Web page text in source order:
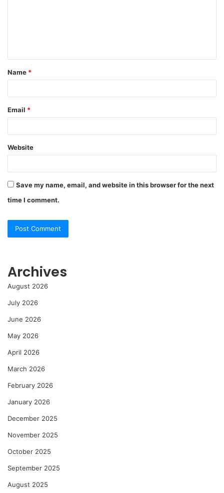
t
*
Name *
Email *
Website
Save my name, email, and website in this browser for the next
time I comment.
Archives
August 2026
July 2026
June 2026
May 2026
April 2026
March 2026
February 2026
January 2026
December 2025
November 2025
October 2025
September 2025
August 2025